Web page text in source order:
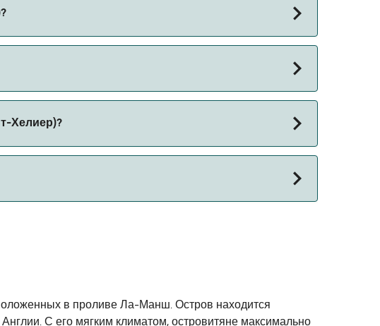
Хелиер)?
животных на паромы с:
в проливе Ла-Манш. Остров находится
С его мягким климатом, островитяне максимально